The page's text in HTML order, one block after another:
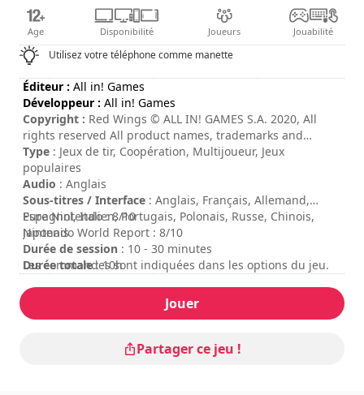
Age Disponibilité Joueurs Jouabilité
Utilisez votre téléphone comme manette
Éditeur : All in! Games
Développeur : All in! Games
Copyright : Red Wings © ALL IN! GAMES S.A. 2020, All
rights reserved All product names, trademarks and
registered trademarks are/or may be property of their
respective owners.
Type : Jeux de tir, Coopération, Multijoueur, Jeux
populaires
Audio : Anglais
Sous-titres / Interface : Anglais, Français, Allemand,
Espagnol, Italien, Portugais, Polonais, Russe, Chinois,
Japonais
Durée de session : 10 - 30 minutes
Durée totale: 10h
Mode multijoueur
: Local, Compétition, Coopération, 2
Joueurs
Pure Nintendo : 8/10
Nintendo World Report : 8/10
Les commandes sont indiquées dans les options du jeu.
Jouer
Partager ce jeu !